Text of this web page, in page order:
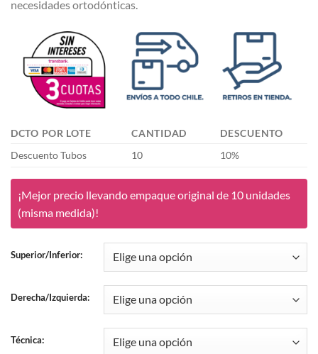
necesidades ortodónticas.
DCTO POR LOTE CANTIDAD
DESCUENTO
Descuento Tubos
10 10%
¡Mejor precio llevando empaque original de 10 unidades
(misma medida)!
Superior/Inferior:
Derecha/Izquierda:
Técnica: